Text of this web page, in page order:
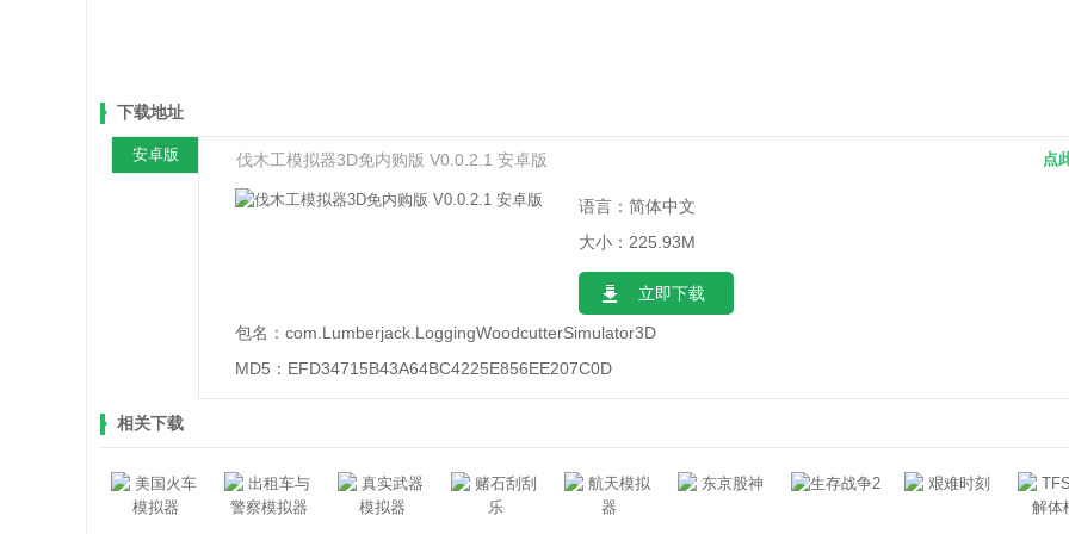
下载地址
安卓版 伐木工模拟器3D免内购版 V0.0.2.1 安卓版 点
语言：简体中文
大小：225.93M
立即下载
包名： com.Lumberjack.LoggingWoodcutterSimulator3D
MD5： EFD34715B43A64BC4225E856EE207C0D
相关下载